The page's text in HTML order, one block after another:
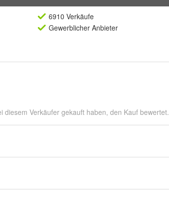
6910 Verkäufe
Gewerblicher Anbieter
diesem Verkäufer gekauft haben, den Kauf bewertet.